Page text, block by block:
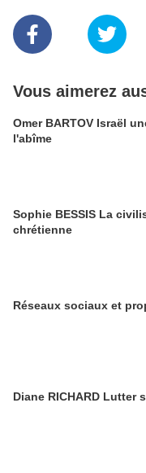
Vous aimerez
Omer BARTOV Israël
l'abîme
Sophie BESSIS La
chrétienne
Réseaux sociaux et
Diane RICHARD Lutter